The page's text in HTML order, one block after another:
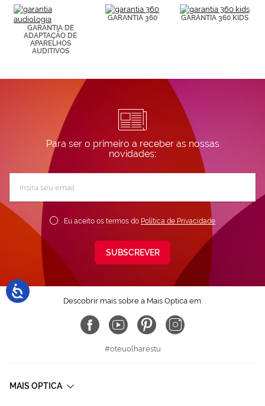
Cookies.
GARANTIA DE
ADAPTAÇÃO DE
APARELHOS
AUDITIVOS
GARANTIA 360 GARANTIA 360 KIDS
Para ser o primeiro a receber as nossas
novidades:
Newsletter:
Eu aceito os termos do Política de Privacidade
SUBSCREVER
Descobrir mais sobre a Mais Optica em:
#oteuolharestu
MAIS OPTICA